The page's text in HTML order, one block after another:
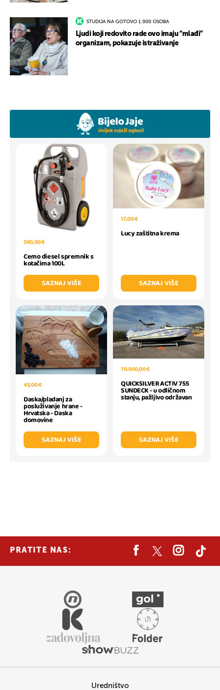
STUDIJA NA GOTOVO 1.900 OSOBA
Ljudi koji redovito rade ovo imaju “mlađi”
organizam, pokazuje istraživanje
590,00 €
Cemo diesel spremnik s
kotačima 100L
SAZNAJ VIŠE
17,00 €
Lucy zaštitna krema
SAZNAJ VIŠE
45,00 €
Daska/pladanj za
posluživanje hrane -
Hrvatska - Daska
domovine
SAZNAJ VIŠE
70.000,00 €
QUICKSILVER ACTIV 755
SUNDECK - u odličnom
stanju, pažljivo održavan
SAZNAJ VIŠE
PRATITE NAS:
Uredništvo